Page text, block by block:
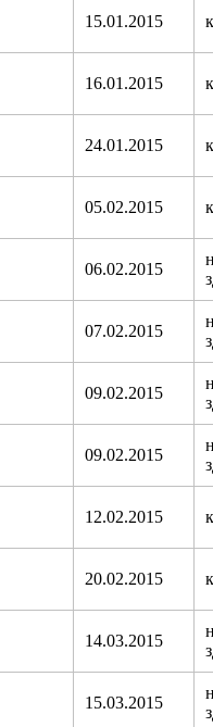
15.01.2015
16.01.2015
24.01.2015
05.02.2015
06.02.2015
07.02.2015
09.02.2015
09.02.2015
12.02.2015
20.02.2015
14.03.2015
15.03.2015